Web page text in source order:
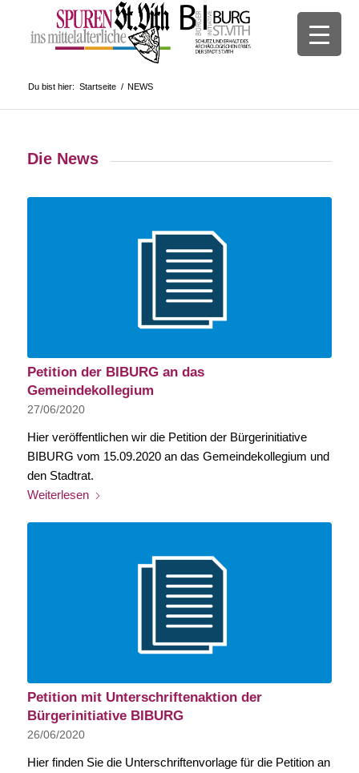
Du bist hier: Startseite / NEWS
Die News
Petition der BIBURG an das
Gemeindekollegium
27/06/2020
Hier veröffentlichen wir die Petition der Bürgerinitiative
BIBURG vom 15.09.2020 an das Gemeindekollegium und
den Stadtrat.
Weiterlesen
Petition mit Unterschriftenaktion der
Bürgerinitiative BIBURG
26/06/2020
Hier finden Sie die Unterschriftenvorlage für die Petition an